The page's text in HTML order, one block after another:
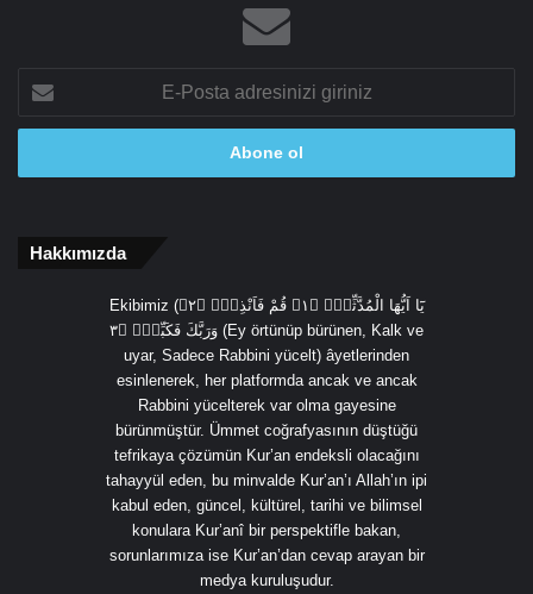
Posta
adresinizi
Hakkımızda
Ekibimiz (يَٓا اَيُّهَا الْمُدَّثِّرُۙ ﴿١﴾ قُمْ فَاَنْذِرْۙ ﴿٢﴾
وَرَبَّكَ فَكَبِّرْۙ ﴿٣ (Ey örtünüp bürünen, Kalk ve
uyar, Sadece Rabbini yücelt) âyetlerinden
esinlenerek, her platformda ancak ve ancak
Rabbini yücelterek var olma gayesine
bürünmüştür. Ümmet coğrafyasının düştüğü
tefrikaya çözümün Kur’an endeksli olacağını
tahayyül eden, bu minvalde Kur’an’ı Allah’ın ipi
kabul eden, güncel, kültürel, tarihi ve bilimsel
konulara Kur’anî bir perspektifle bakan,
sorunlarımıza ise Kur’an’dan cevap arayan bir
medya kuruluşudur.